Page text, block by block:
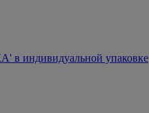
индивидуальной упаковке